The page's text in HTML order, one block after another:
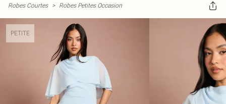
Robes Courtes > Robes Petites Occasion
PETITE